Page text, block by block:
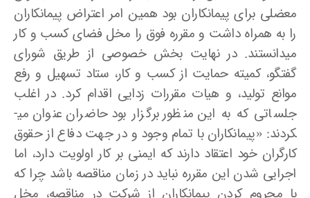
معضلی برای پیمانکاران بود همین امر اعتراض پیمانکاران
را به همراه داشت و مقرره فوق را مخل فضای کسب و کار
می­دانستند. در نهایت بخش خصوصی از طریق شورای
گفتگو، کمیته حمایت از کسب و کار، ستاد تسهیل و رفع
موانع تولید، و هیات مقررات­ زدایی اقدام کرد. در اغلب
جلساتی که به این منظور برگزار بود حاضران عنوان می­
کردند: «پیمانکاران با تمام وجود و در جهت دفاع از حقوق
کارگران خود اعتقاد دارند که ایمنی بر کار اولویت دارد، اما
اجرایی شدن این مقرره نباید در زمان مناقصه باشد چرا که
با محروم کردن پیمانکاران از شرکت در مناقصه، مخل